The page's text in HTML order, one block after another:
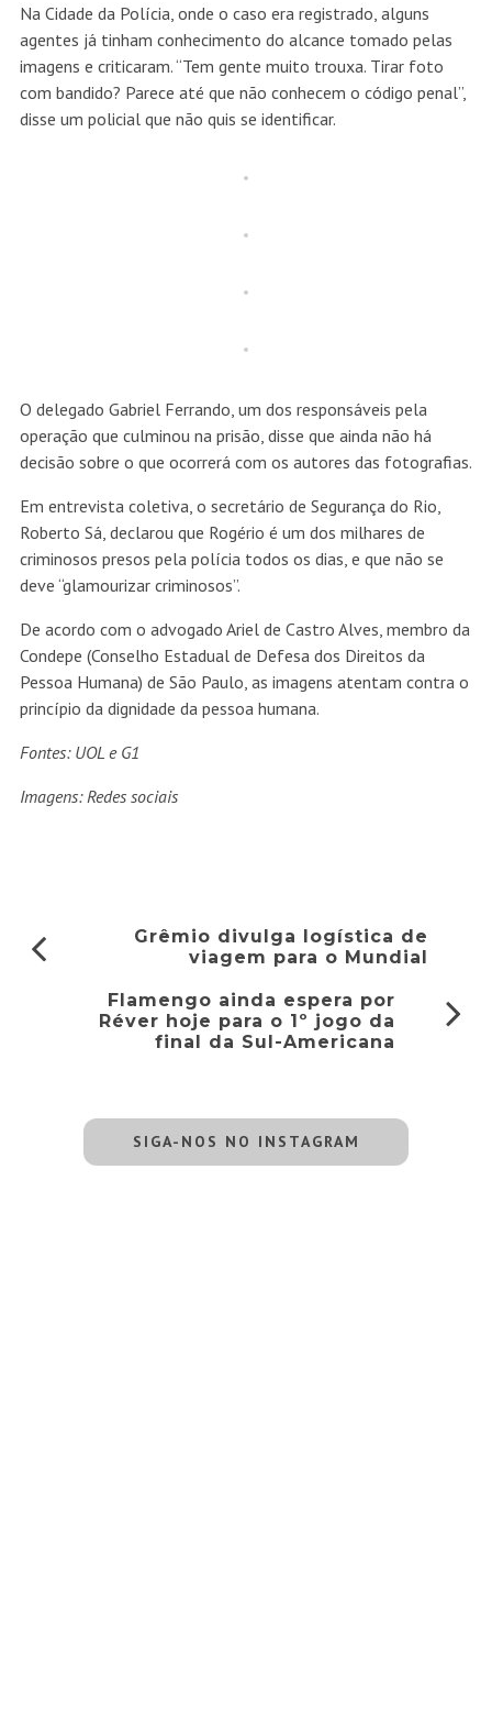
Na Cidade da Polícia, onde o caso era registrado, alguns
agentes já tinham conhecimento do alcance tomado pelas
imagens e criticaram. “Tem gente muito trouxa. Tirar foto
com bandido? Parece até que não conhecem o código penal”,
disse um policial que não quis se identificar.
O delegado Gabriel Ferrando, um dos responsáveis pela
operação que culminou na prisão, disse que ainda não há
decisão sobre o que ocorrerá com os autores das fotografias.
Em entrevista coletiva, o secretário de Segurança do Rio,
Roberto Sá, declarou que Rogério é um dos milhares de
criminosos presos pela polícia todos os dias, e que não se
deve “glamourizar criminosos”.
De acordo com o advogado Ariel de Castro Alves, membro da
Condepe (Conselho Estadual de Defesa dos Direitos da
Pessoa Humana) de São Paulo, as imagens atentam contra o
princípio da dignidade da pessoa humana.
Fontes: UOL e G1
Imagens: Redes sociais
Grêmio divulga logística de
viagem para o Mundial
Flamengo ainda espera por
Réver hoje para o 1º jogo da
final da Sul-Americana
SIGA-NOS NO INSTAGRAM